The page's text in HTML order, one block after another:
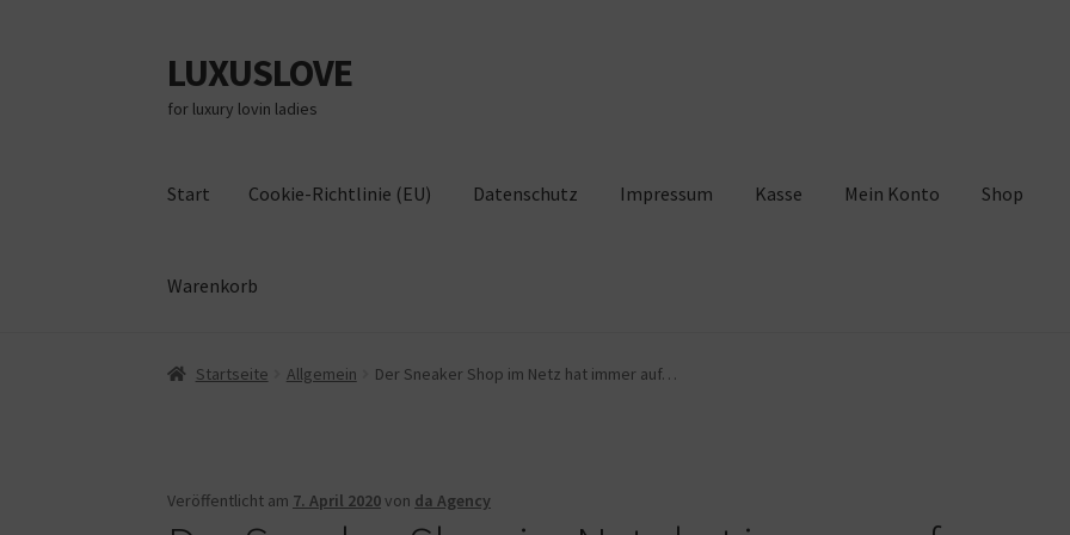
Zur
Navigation
springen
Zum
Inhalt
springen
LUXUSLOVE
for luxury lovin ladies
Start Cookie-Richtlinie (EU) Datenschutz Impressum Kasse Mein Konto Shop
Warenkorb
Start Cookie-Richtlinie (EU) Datenschutz Impressum Mein Konto
Startseite Allgemein Der Sneaker Shop im Netz hat immer auf…
Veröffentlicht am 7. April 2020von da Agency